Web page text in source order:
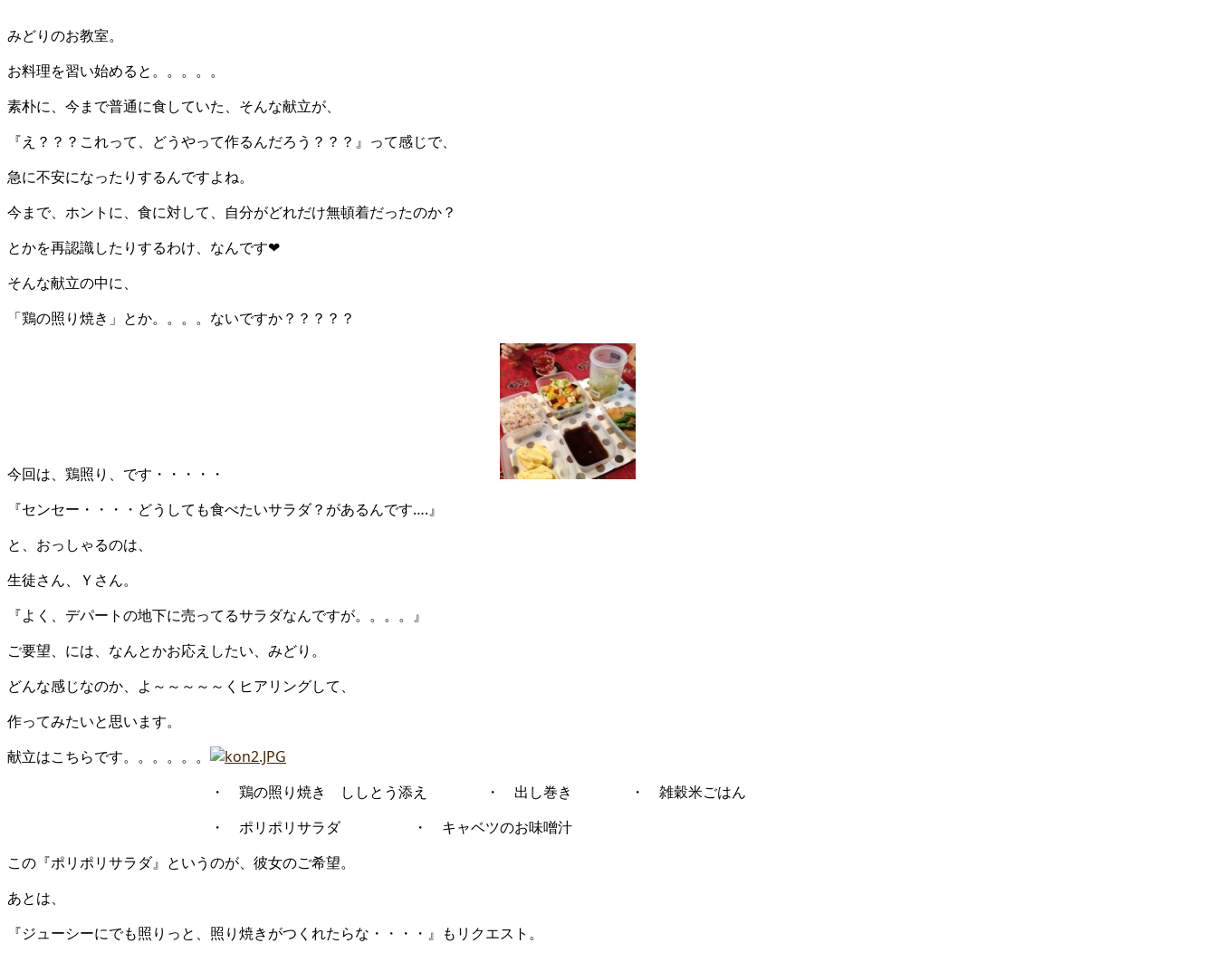
みどりのお教室。
お料理を習い始めると。。。。。
素朴に、今まで普通に食していた、そんな献立が、
『え？？？これって、どうやって作るんだろう？？？』って感じで、
急に不安になったりするんですよね。
今まで、ホントに、食に対して、自分がどれだけ無頓着だったのか？
とかを再認識したりするわけ、なんです❤
そんな献立の中に、
「鶏の照り焼き」とか。。。。ないですか？？？？？
今回は、鶏照り、です・・・・・
『センセー・・・・どうしても食べたいサラダ？があるんです….』
と、おっしゃるのは、
生徒さん、Ｙさん。
『よく、デパートの地下に売ってるサラダなんですが。。。。』
ご要望、には、なんとかお応えしたい、みどり。
どんな感じなのか、よ～～～～～くヒアリングして、
作ってみたいと思います。
献立はこちらです。。。。。。
・ 鶏の照り焼き ししとう添え ・ 出し巻き ・ 雑穀米ごはん
・ ポリポリサラダ ・ キャベツのお味噌汁
この『ポリポリサラダ』というのが、彼女のご希望。
あとは、
『ジューシーにでも照りっと、照り焼きがつくれたらな・・・・』もリクエスト。